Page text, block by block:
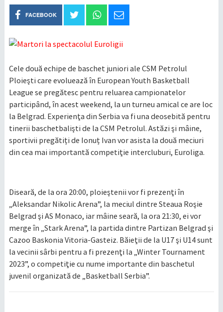
FACEBOOK
Cele două echipe de baschet juniori ale CSM Petrolul
Ploieşti care evoluează în European Youth Basketball
League se pregătesc pentru reluarea campionatelor
participând, în acest weekend, la un turneu amical ce are loc
la Belgrad. Experienţa din Serbia va fi una deosebită pentru
tinerii baschetbalişti de la CSM Petrolul. Astăzi şi mâine,
sportivii pregătiți de Ionuț Ivan vor asista la două meciuri
din cea mai importantă competiţie intercluburi, Euroliga.
Diseară, de la ora 20:00, ploieştenii vor fi prezenţi în
„Aleksandar Nikolic Arena”, la meciul dintre Steaua Roşie
Belgrad şi AS Monaco, iar mâine seară, la ora 21:30, ei vor
merge în „Stark Arena”, la partida dintre Partizan Belgrad şi
Cazoo Baskonia Vitoria-Gasteiz. Băieţii de la U17 şi U14 sunt
la vecinii sârbi pentru a fi prezenţi la „Winter Tournament
2023”, o competiţie cu nume importante din baschetul
juvenil organizată de „Basketball Serbia”.